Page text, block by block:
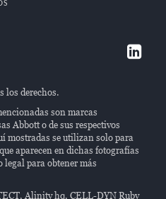
los derechos.
son marcas
Abbott o de sus respectivos
mostradas se utilizan solo para
aparecen en dichas fotografías
legal para obtener más
Alinity hq, CELL-DYN Ruby